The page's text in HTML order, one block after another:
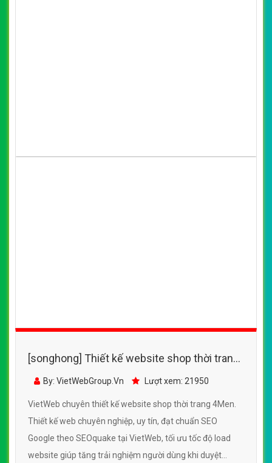
[songhong] Thiết kế website shop thời trang,
quần áo nam, giầy nam 4Men
By: VietWebGroup.Vn Lượt xem: 21950
VietWeb chuyên thiết kế website shop thời trang 4Men.
Thiết kế web chuyên nghiệp, uy tín, đạt chuẩn SEO
Google theo SEOquake tại VietWeb, tối ưu tốc độ load
website giúp tăng trải nghiệm người dùng khi duyệt